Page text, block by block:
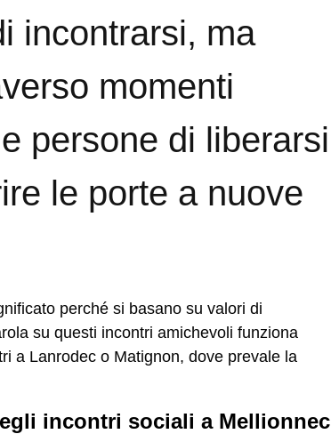
incontrarsi, ma
momenti
persone di liberarsi
le porte a nuove
incontri sociali a Mellionnec